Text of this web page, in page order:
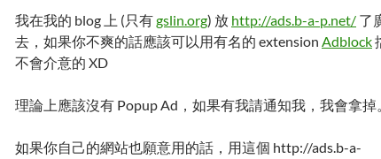
我在我的 blog 上 (只有gslin.org) 放 http://ads.b-a-p.net/ 了
去，如果你不爽的話應該可以用有名的 extension Adblock
不會介意的 XD
理論上應該沒有 Popup Ad，如果有我請通知我，我會拿掉
如果你自己的網站也願意用的話，用這個 http://ads.b-a-